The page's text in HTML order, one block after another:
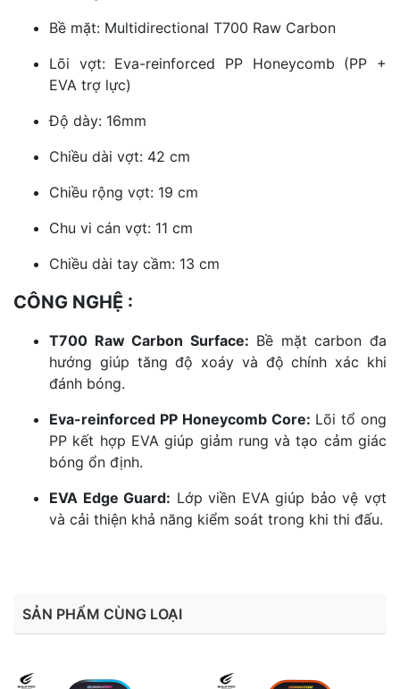
Bề mặt: Multidirectional T700 Raw Carbon
Lõi vợt: Eva-reinforced PP Honeycomb (PP +
EVA trợ lực)
Độ dày: 16mm
Chiều dài vợt: 42 cm
Chiều rộng vợt: 19 cm
Chu vi cán vợt: 11 cm
Chiều dài tay cầm: 13 cm
CÔNG NGHỆ :
T700 Raw Carbon Surface: Bề mặt carbon đa
hướng giúp tăng độ xoáy và độ chính xác khi
đánh bóng.
Eva-reinforced PP Honeycomb Core: Lõi tổ ong
PP kết hợp EVA giúp giảm rung và tạo cảm giác
bóng ổn định.
EVA Edge Guard: Lớp viền EVA giúp bảo vệ vợt
và cải thiện khả năng kiểm soát trong khi thi đấu.
SẢN PHẨM CÙNG LOẠI